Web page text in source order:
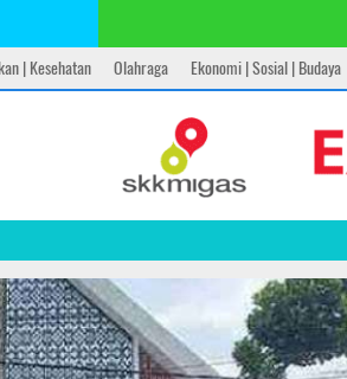
| Kesehatan Olahraga Ekonomi | Sosial | Budaya